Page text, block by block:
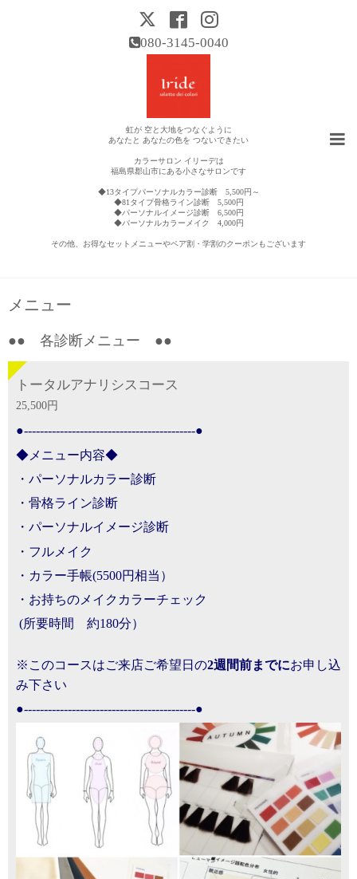
080-3145-0040
虹が 空と大地をつなぐように
あなたと あなたの色を つないできたい
カラーサロン イリーデは
福島県郡山市にある小さなサロンです
◆13タイプパーソナルカラー診断 5,500円～
◆81タイプ骨格ライン診断 5,500円
◆パーソナルイメージ診断 6,500円
◆パーソナルカラーメイク 4,000円
その他、お得なセットメニューやペア割・学割のクーポンもございます
メニュー
●● 各診断メニュー ●●
トータルアナリシスコース
25,500円
●-------------------------------------------●
◆メニュー内容◆
・パーソナルカラー診断
・骨格ライン診断
・パーソナルイメージ診断
・フルメイク
・カラー手帳(5500円相当）
・お持ちのメイクカラーチェック
(所要時間 約180分）
※このコースはご来店ご希望日の2週間前までにお申し込
み下さい
●-------------------------------------------●